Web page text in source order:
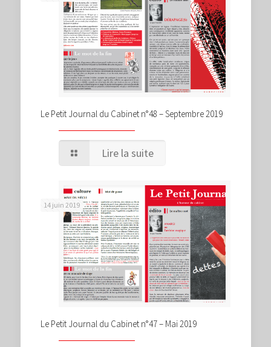
Le Petit Journal du Cabinet n°48 – Septembre 2019
Lire la suite
14 juin 2019
Le Petit Journal du Cabinet n°47 – Mai 2019